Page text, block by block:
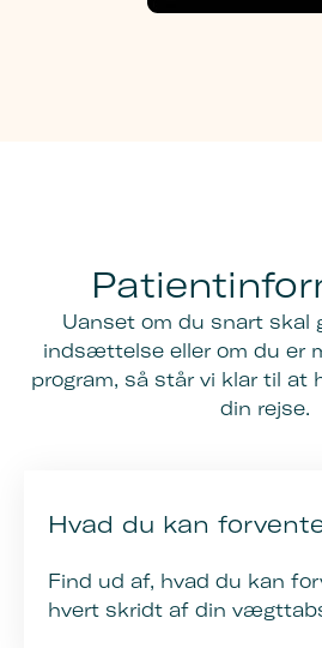
Uanset om du snart skal
indsættelse eller om du er
program, så står vi klar til at
din rejse.
Hvad du kan
Find ud af, hvad du kan
hvert skridt af din